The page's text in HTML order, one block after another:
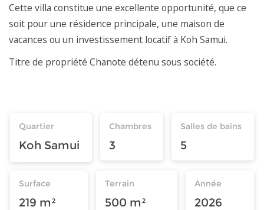
Cette villa constitue une excellente opportunité, que ce
soit pour une résidence principale, une maison de
vacances ou un investissement locatif à Koh Samui.
Titre de propriété Chanote détenu sous société.
Quartier
Koh Samui
Chambres
3
Salles de bains
5
Surface
219 m²
Terrain
500 m²
Année
2026